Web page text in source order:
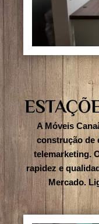
A Móveis
construção de
telemarketing.
rapidez e
Mercado.